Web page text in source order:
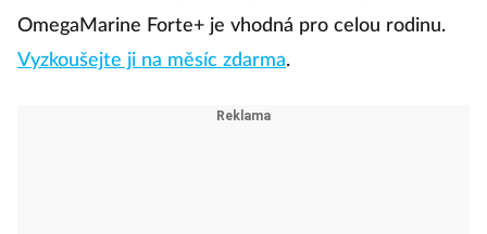
OmegaMarine Forte+ je vhodná pro celou rodinu.
Vyzkoušejte ji na měsíc zdarma.